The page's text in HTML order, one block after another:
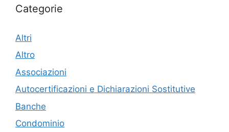
Categorie
Altri
Altro
Associazioni
Autocertificazioni e Dichiarazioni Sostitutive
Banche
Condominio